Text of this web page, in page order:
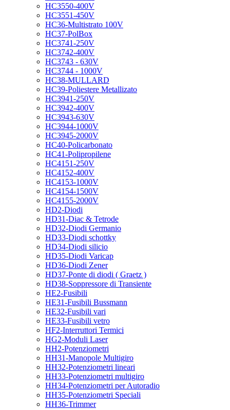
HC3550-400V
HC3551-450V
HC36-Multistrato 100V
HC37-PolBox
HC3741-250V
HC3742-400V
HC3743 - 630V
HC3744 - 1000V
HC38-MULLARD
HC39-Poliestere Metallizato
HC3941-250V
HC3942-400V
HC3943-630V
HC3944-1000V
HC3945-2000V
HC40-Policarbonato
HC41-Polipropilene
HC4151-250V
HC4152-400V
HC4153-1000V
HC4154-1500V
HC4155-2000V
HD2-Diodi
HD31-Diac & Tetrode
HD32-Diodi Germanio
HD33-Diodi schottky
HD34-Diodi silicio
HD35-Diodi Varicap
HD36-Diodi Zener
HD37-Ponte di diodi ( Graetz )
HD38-Soppressore di Transiente
HE2-Fusibili
HE31-Fusibili Bussmann
HE32-Fusibili vari
HE33-Fusibili vetro
HF2-Interruttori Termici
HG2-Moduli Laser
HH2-Potenziometri
HH31-Manopole Multigiro
HH32-Potenziometri lineari
HH33-Potenziometri multigiro
HH34-Potenziometri per Autoradio
HH35-Potenziometri Speciali
HH36-Trimmer